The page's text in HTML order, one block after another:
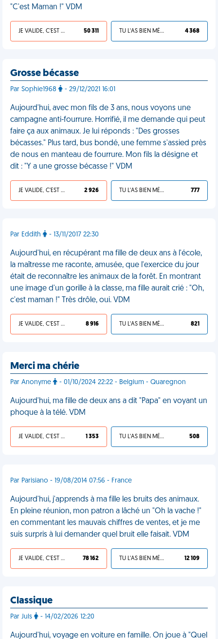
"C'est Maman !" VDM
JE VALIDE, C'EST UNE VDM 50 311 TU L'AS BIEN MÉRITÉ 4 368
Grosse bécasse
Par Sophie1968 - 29/12/2021 16:01
Aujourd'hui, avec mon fils de 3 ans, nous voyons une
campagne anti-fourrure. Horrifié, il me demande qui peut
faire ça aux animaux. Je lui réponds : "Des grosses
bécasses." Plus tard, bus bondé, une femme s'assied près
de nous en manteau de fourrure. Mon fils la désigne et
dit : "Y a une grosse bécasse !" VDM
JE VALIDE, C'EST UNE VDM 2 926 TU L'AS BIEN MÉRITÉ 777
Par Eddith - 13/11/2017 22:30
Aujourd'hui, en récupérant ma fille de deux ans à l'école,
la maîtresse me raconte, amusée, que l'exercice du jour
était de reconnaître les animaux de la forêt. En montrant
une image d'un gorille à la classe, ma fille aurait crié : "Oh,
c'est maman !" Très drôle, oui. VDM
JE VALIDE, C'EST UNE VDM 8 916 TU L'AS BIEN MÉRITÉ 821
Merci ma chérie
Par Anonyme - 01/10/2024 22:22 - Belgium - Quaregnon
Aujourd'hui, ma fille de deux ans a dit "Papa" en voyant un
phoque à la télé. VDM
JE VALIDE, C'EST UNE VDM 1 353 TU L'AS BIEN MÉRITÉ 508
Par Parisiano - 19/08/2014 07:56 - France
Aujourd'hui, j'apprends à ma fille les bruits des animaux.
En pleine réunion, mon patron a lâché un "Oh la vache !"
en commentant les mauvais chiffres de ventes, et je me
suis surpris à lui demander quel bruit elle faisait. VDM
JE VALIDE, C'EST UNE VDM 78 162 TU L'AS BIEN MÉRITÉ 12 109
Classique
Par Juls - 14/02/2026 12:20
Aujourd'hui, voyage en voiture en famille. On joue à "Quel